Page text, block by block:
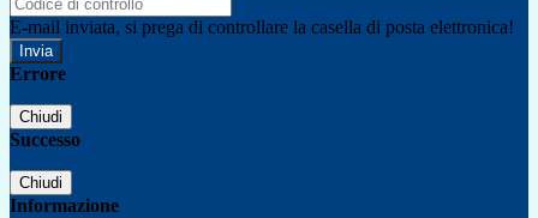
E-mail inviata, si prega di controllare la casella di posta elettronica!
Errore
Chiudi
Successo
Chiudi
Informazione